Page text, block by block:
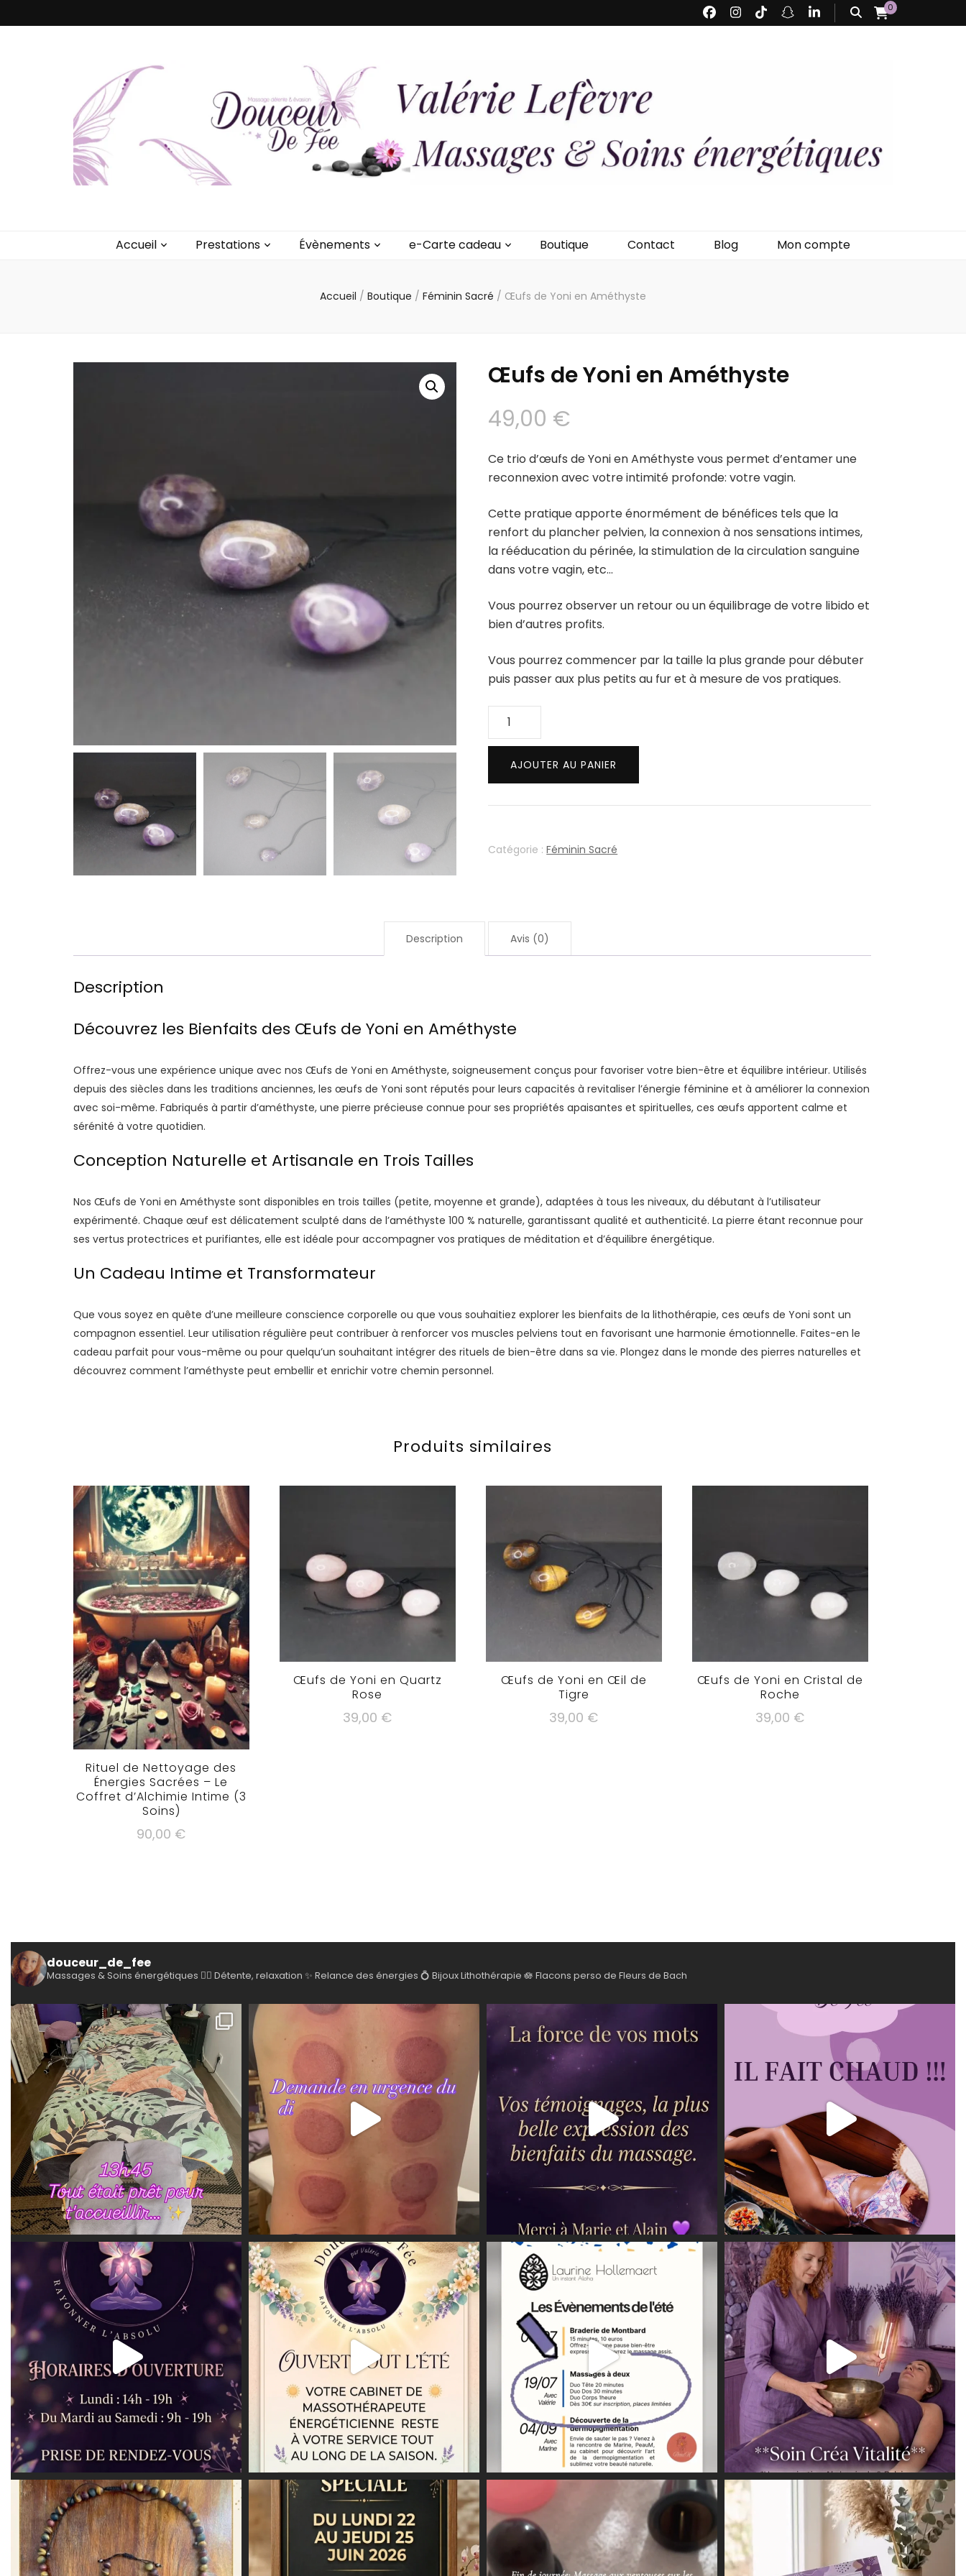
0
Accueil Prestations Évènements e-Carte cadeau Boutique Contact Blog Mon compte
Accueil / Boutique / Féminin Sacré / Œufs de Yoni en Améthyste
Œufs de Yoni en Améthyste
49,00 €
Ce trio d’œufs de Yoni en Améthyste vous permet d’entamer une
reconnexion avec votre intimité profonde: votre vagin.
Cette pratique apporte énormément de bénéfices tels que la
renfort du plancher pelvien, la connexion à nos sensations intimes,
la rééducation du périnée, la stimulation de la circulation sanguine
dans votre vagin, etc…
Vous pourrez observer un retour ou un équilibrage de votre libido et
bien d’autres profits.
Vous pourrez commencer par la taille la plus grande pour débuter
puis passer aux plus petits au fur et à mesure de vos pratiques.
quantité
Œufs
Yoni
en
AJOUTER AU PANIER
Catégorie :Féminin Sacré
Description Avis (0)
Description
Découvrez les Bienfaits des Œufs de Yoni en Améthyste
Offrez-vous une expérience unique avec nos Œufs de Yoni en Améthyste, soigneusement conçus pour favoriser votre bien-être et équilibre intérieur. Utilisés
depuis des siècles dans les traditions anciennes, les œufs de Yoni sont réputés pour leurs capacités à revitaliser l’énergie féminine et à améliorer la connexion
avec soi-même. Fabriqués à partir d’améthyste, une pierre précieuse connue pour ses propriétés apaisantes et spirituelles, ces œufs apportent calme et
sérénité à votre quotidien.
Conception Naturelle et Artisanale en Trois Tailles
Nos Œufs de Yoni en Améthyste sont disponibles en trois tailles (petite, moyenne et grande), adaptées à tous les niveaux, du débutant à l’utilisateur
expérimenté. Chaque œuf est délicatement sculpté dans de l’améthyste 100 % naturelle, garantissant qualité et authenticité. La pierre étant reconnue pour
ses vertus protectrices et purifiantes, elle est idéale pour accompagner vos pratiques de méditation et d’équilibre énergétique.
Un Cadeau Intime et Transformateur
Que vous soyez en quête d’une meilleure conscience corporelle ou que vous souhaitiez explorer les bienfaits de la lithothérapie, ces œufs de Yoni sont un
compagnon essentiel. Leur utilisation régulière peut contribuer à renforcer vos muscles pelviens tout en favorisant une harmonie émotionnelle. Faites-en le
cadeau parfait pour vous-même ou pour quelqu’un souhaitant intégrer des rituels de bien-être dans sa vie. Plongez dans le monde des pierres naturelles et
découvrez comment l’améthyste peut embellir et enrichir votre chemin personnel.
Produits similaires
Rituel de Nettoyage des
Énergies Sacrées – Le
Coffret d’Alchimie Intime (3
Soins)
90,00 €
Œufs de Yoni en Quartz
Rose
39,00 €
Œufs de Yoni en Œil de
Tigre
39,00 €
Œufs de Yoni en Cristal de
Roche
39,00 €
douceur_de_fee
Massages & Soins énergétiques 💆‍♀️ Détente, relaxation ✨ Relance des énergies 💍 Bijoux Lithothérapie 🪷 Flacons perso de Fleurs de Bach